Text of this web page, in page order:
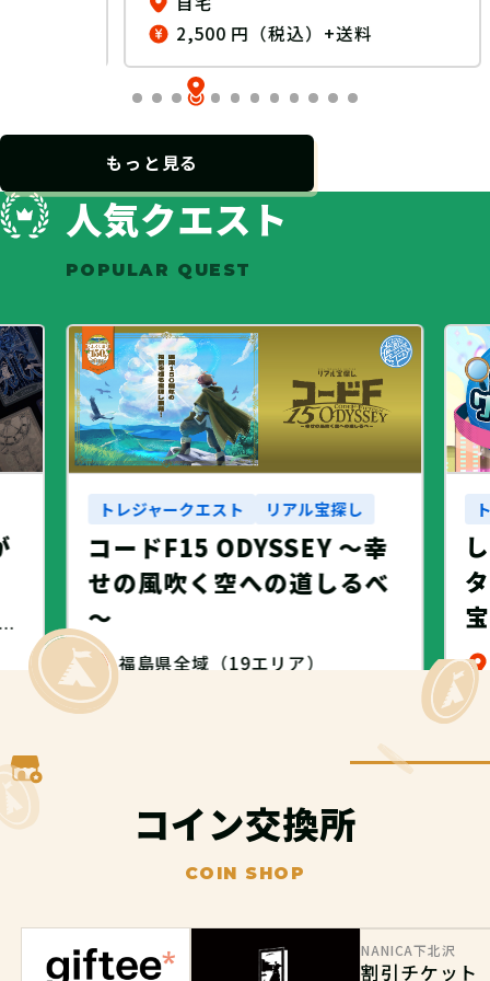
2,500 円（税込）+送料
もっと見る
人気クエスト
POPULAR QUEST
・NANICA -NAGOYA-
トレジャークエスト リアル宝探し
コードF15 ODYSSEY ～幸
せの風吹く空への道しるべ
～
福島県全域（19エリア）
宝
コイン交換所
COIN SHOP
NANICA下北沢
割引チケット